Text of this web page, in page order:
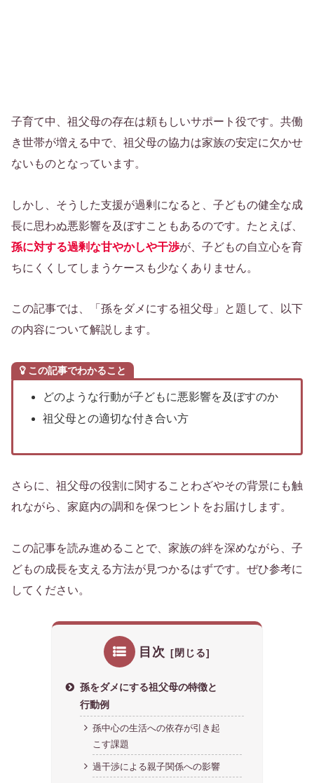
子育て中、祖父母の存在は頼もしいサポート役です。共働
き世帯が増える中で、祖父母の協力は家族の安定に欠かせ
ないものとなっています。
しかし、そうした支援が過剰になると、子どもの健全な成
長に思わぬ悪影響を及ぼすこともあるのです。たとえば、
孫に対する過剰な甘やかしや干渉が、子どもの自立心を育
ちにくくしてしまうケースも少なくありません。
この記事では、「孫をダメにする祖父母」と題して、以下
の内容について解説します。
この記事でわかること
どのような行動が子どもに悪影響を及ぼすのか
祖父母との適切な付き合い方
さらに、祖父母の役割に関することわざやその背景にも触
れながら、家庭内の調和を保つヒントをお届けします。
この記事を読み進めることで、家族の絆を深めながら、子
どもの成長を支える方法が見つかるはずです。ぜひ参考に
してください。
目次
孫をダメにする祖父母の特徴と
行動例
孫中心の生活への依存が引き起
こす課題
過干渉による親子関係への影響